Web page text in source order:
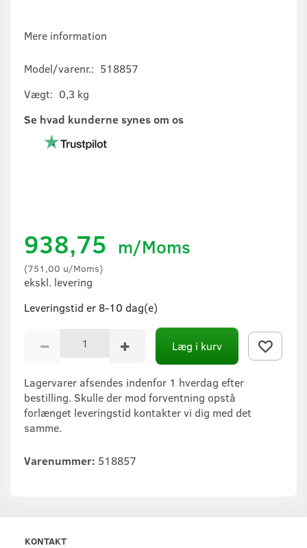
Mere information
Model/varenr.: 518857
Vægt: 0,3 kg
Se hvad kunderne synes om os
938,75 m/Moms
(751,00 u/Moms)
ekskl. levering
Leveringstid er 8-10 dag(e)
Læg i kurv
Lagervarer afsendes indenfor 1 hverdag efter
bestilling. Skulle der mod forventning opstå
forlænget leveringstid kontakter vi dig med det
samme.
Varenummer: 518857
KONTAKT